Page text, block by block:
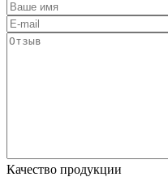
Качество продукции